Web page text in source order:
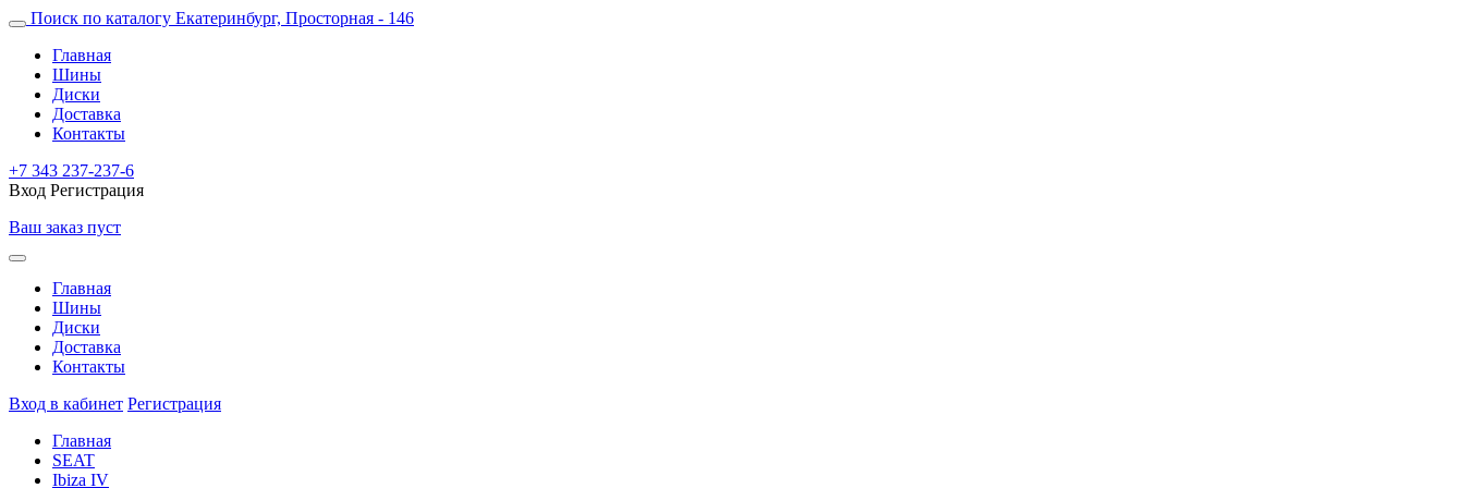
Поиск по каталогу Екатеринбург, Просторная - 146
Главная
Шины
Диски
Доставка
Контакты
+7 343 237-237-6
Вход Регистрация
Ваш заказ пуст
Главная
Шины
Диски
Доставка
Контакты
Вход в кабинет Регистрация
Главная
SEAT
Ibiza IV